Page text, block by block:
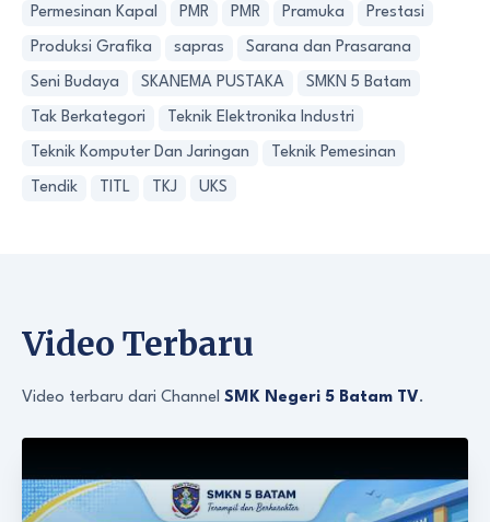
Permesinan Kapal PMR PMR Pramuka Prestasi
Produksi Grafika sapras Sarana dan Prasarana
Seni Budaya SKANEMA PUSTAKA SMKN 5 Batam
Tak Berkategori Teknik Elektronika Industri
Teknik Komputer Dan Jaringan Teknik Pemesinan
Tendik TITL TKJ UKS
Video Terbaru
Video terbaru dari Channel SMK Negeri 5 Batam TV.